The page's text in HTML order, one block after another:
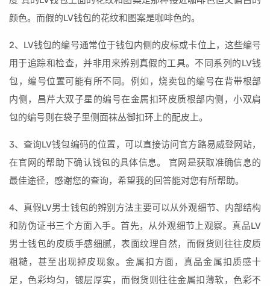
颜色。而假的LV钱包的花纹和图案是咖啡色的。
2、LV钱包的编号通常位于钱包内侧的皮标或卡位上，这些编号
用于追踪和检查，并非用来辨别真假的工具。不同系列的LV钱
包，编号位置可能有所不同。例如，烧卖包的编号在背带根部
内侧，昌芹大双子星的编号在金属扣环皮质根部内侧，小双肩
包的编号则在袋子里侧面袜丛御扣环上的配皮上。
3、查询LV钱包编码的位置，可以直接访问官方路易威登网站，
在官网的帮助下确认钱包的具体信息。 官网是获取准确信息的
最佳途径，感谢您的查询，希望我的回答能对您有所帮助。
4、真假LV男士钱包的辨别方法主要可以从外观细节、内部结构
和防伪证书三个方面入手。首先，从外观细节上观察。真品LV
男士钱包的皮质手感细腻，表面纹理自然，而假货则往往皮质
粗糙，甚至出现掉皮现象。金属扣方面，真品金属扣质感十
足，色彩均匀，镀层厚实，而假货则往往金属扣薄软，色彩不